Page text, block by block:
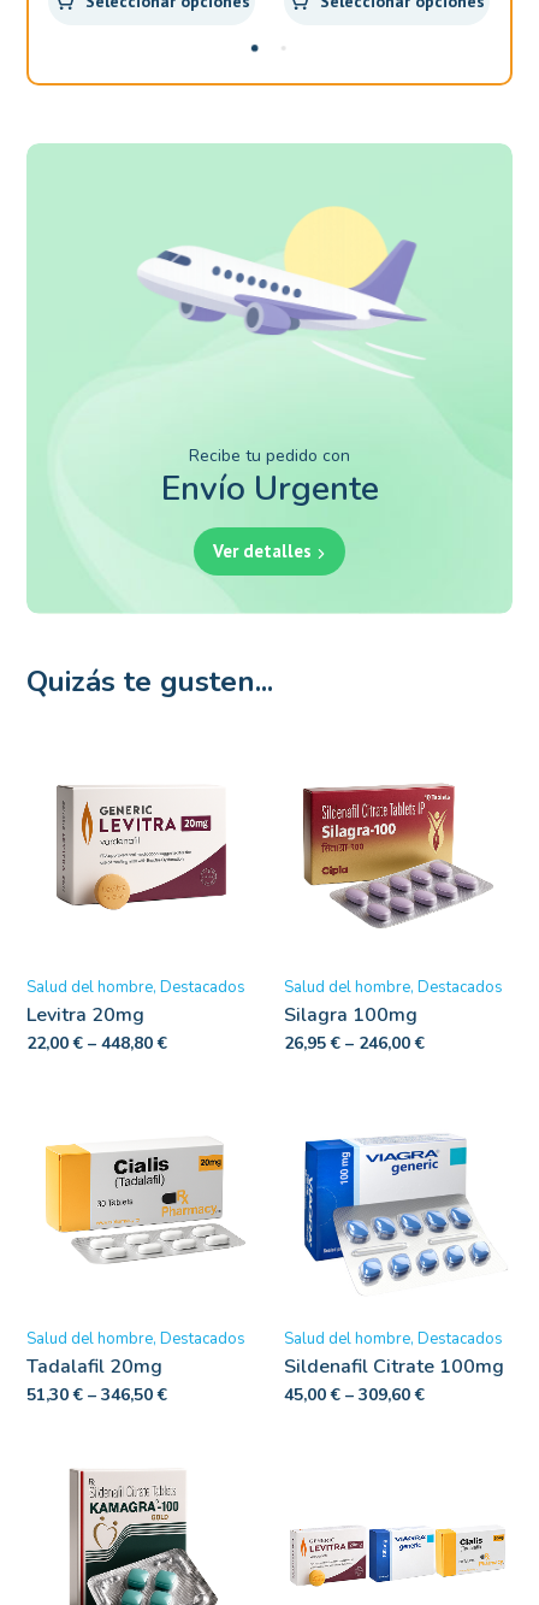
Recibe tu pedido con
Envío Urgente
Ver detalles
Quizás te gusten...
Salud del hombre Destacados
Levitra 20mg
22,00€ –448,80€
Salud del hombre Destacados
Silagra 100mg
26,95€ – 246,00€
Salud del hombre Destacados
Tadalafil 20mg
51,30€ –346,50€
Salud del hombre Destacados
Sildenafil Citrate 100mg
45,00€ – 309,60€